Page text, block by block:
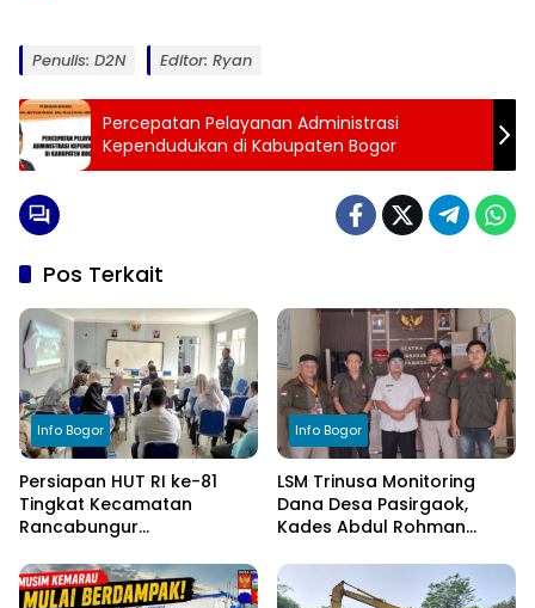
Penulis: D2N Editor: Ryan
Percepatan Pelayanan Administrasi
Kependudukan di Kabupaten Bogor
Pos Terkait
Info Bogor
Persiapan HUT RI ke-81
Tingkat Kecamatan
Rancabungur
Cimulang, Libatkan Seluruh
Elemen Masyarakat
Info Bogor
LSM Trinusa Monitoring
Dana Desa Pasirgaok,
Kades Abdul Rohman
Transparansi Pengelolaan
Anggaran